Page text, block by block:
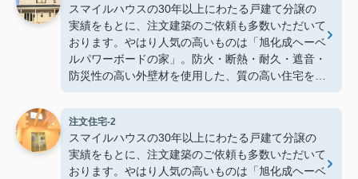
スマイルハウスの30年以上にわたる戸建て分譲の
実績をもとに、注文建築のご依頼も多数いただいて
おります。やはり人気の高いものは「旭化成ヘーベ
ルパワーボードの家」。防火・断熱・耐久・遮音・
防災性の高い外壁材を使用した、質の高い住宅をお
リカンスタイルの住宅をご紹介！特徴的な外観、広
いカバードポーチなど、お施主様のこだわりが詰ま
ったお住まいに仕上がりました。
注文住宅-2
スマイルハウスの30年以上にわたる戸建て分譲の
実績をもとに、注文建築のご依頼も多数いただいて
おります。やはり人気の高いものは「旭化成ヘーベ